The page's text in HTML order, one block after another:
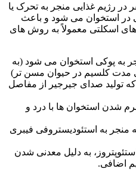
در رژیم غذایی منجر به تحرک یا
در استخوان می شود و باعث
اسکلتی معمولاً به روش های
به پوکی استخوان می شود (به
مدت کلسیم در حیوان مسن تر)
تولید صدای جیرجیر از مفاصل
شدن استخوان ها با درد و
به استئودیستروفی فیبری
به دلیل معدنی شدن
اضافی.